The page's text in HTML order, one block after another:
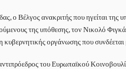
ο Βέλγος ανακριτής που ηγείται
της υπόθεσης, τον Νικολό
οργάνωσης που συνδέεται
του Ευρωπαϊκού